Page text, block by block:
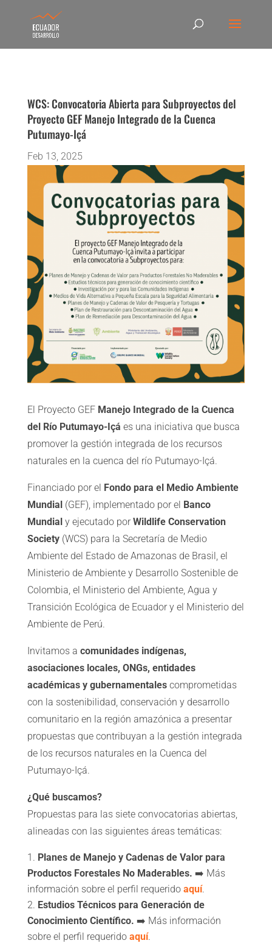
WCS: Convocatoria Abierta para Subproyectos del
Proyecto GEF Manejo Integrado de la Cuenca
Putumayo-Içá
Feb 13, 2025
El Proyecto GEF Manejo Integrado de la Cuenca
del Río Putumayo-Içá es una iniciativa que busca
promover la gestión integrada de los recursos
naturales en la cuenca del río Putumayo-Içá.
Financiado por el Fondo para el Medio Ambiente
Mundial (GEF), implementado por el Banco
Mundial y ejecutado por Wildlife Conservation
Society(WCS) para la Secretaría de Medio
Ambiente del Estado de Amazonas de Brasil, el
Ministerio de Ambiente y Desarrollo Sostenible de
Colombia, el Ministerio del Ambiente, Agua y
Transición Ecológica de Ecuador y el Ministerio del
Ambiente de Perú.
Invitamos a comunidades indígenas,
asociaciones locales, ONGs, entidades
académicas y gubernamentalescomprometidas
con la sostenibilidad, conservación y desarrollo
comunitario en la región amazónica a presentar
propuestas que contribuyan a la gestión integrada
de los recursos naturales en la Cuenca del
Putumayo-Içá.
¿Qué buscamos?
Propuestas para las siete convocatorias abiertas,
alineadas con las siguientes áreas temáticas:
Planes de Manejo y Cadenas de Valor para
Productos Forestales No Maderables. ➡️ Más
información sobre el perfil requerido aquí.
Estudios Técnicos para Generación de
Conocimiento Científico. ➡️ Más información
sobre el perfil requerido aquí.